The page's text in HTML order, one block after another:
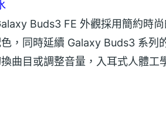
Buds3 FE 外觀採用簡約時
，同時延續 Galaxy Buds3 系列
曲目或調整音量，入耳式人體
防水，不僅可應付運動流汗，也